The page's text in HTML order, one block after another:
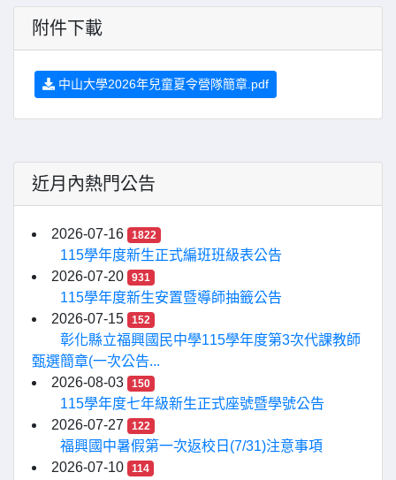
附件下載
中山大學2026年兒童夏令營隊簡章.pdf
近月內熱門公告
2026-07-16 1822
115學年度新生正式編班班級表公告
2026-07-20
931
115學年度新生安置暨導師抽籤公告
2026-07-15
152
彰化縣立福興國民中學115學年度第3次代課教師
甄選簡章(一次公告...
2026-08-03
150
115學年度七年級新生正式座號暨學號公告
2026-07-27
122
福興國中暑假第一次返校日(7/31)注意事項
2026-07-10
114